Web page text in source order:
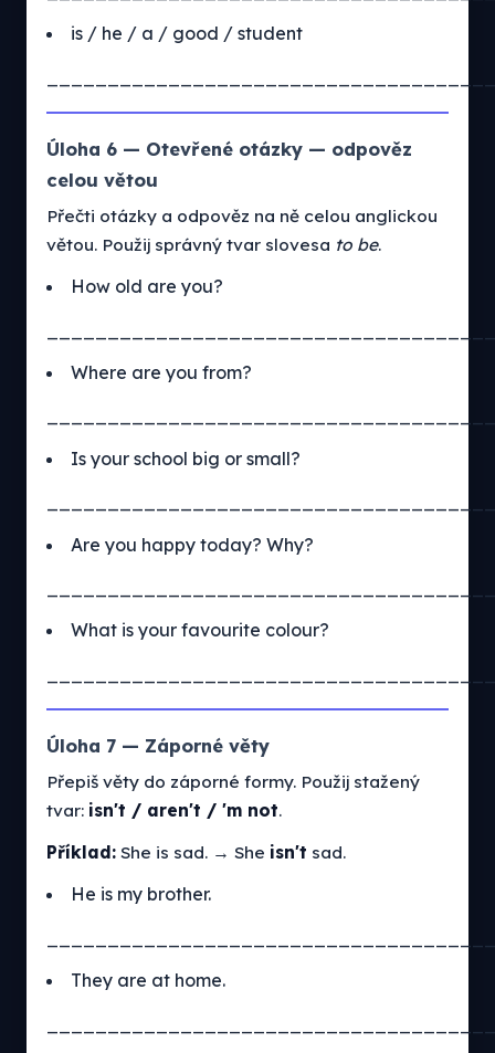
is / he / a / good / student
Úloha 6 — Otevřené otázky — odpověz
celou větou
Přečti otázky a odpověz na ně celou anglickou
větou. Použij správný tvar slovesa to be.
How old are you?
Where are you from?
Is your school big or small?
Are you happy today? Why?
What is your favourite colour?
Úloha 7 — Záporné věty
Přepiš věty do záporné formy. Použij stažený
tvar: isn't / aren't / 'm not.
Příklad: She is sad. → She isn't sad.
He is my brother.
They are at home.